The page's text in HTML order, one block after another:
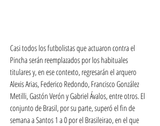
Casi todos los futbolistas que actuaron contra el
Pincha serán reemplazados por los habituales
titulares y, en ese contexto, regresarán el arquero
Alexis Arias, Federico Redondo, Francisco González
Metilli, Gastón Verón y Gabriel Ávalos, entre otros. El
conjunto de Brasil, por su parte, superó el fin de
semana a Santos 1 a 0 por el Brasileirao, en el que